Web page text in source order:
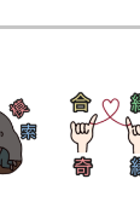
索: